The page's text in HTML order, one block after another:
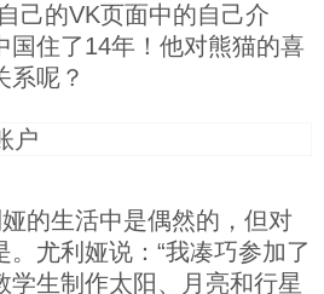
己的VK页面中的自己介
国住了14年！他对熊猫的喜
系呢？
的生活中是偶然的，但对
尤利娅说：“我凑巧参加了
学生制作太阳、月亮和行星